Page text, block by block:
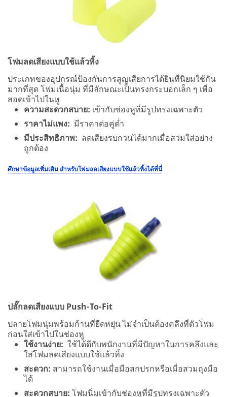
โฟมลดเสียงแบบใช้แล้วทิ้ง
ประเภทของอุปกรณ์ป้องกันการสูญเสียการได้ยินที่นิยมใช้กัน
มากที่สุด โฟมเนื้อนุ่ม ที่มีลักษณะเป็นทรงกระบอกเล็ก ๆ เพื่อ
สอดเข้าไปในหู
ความสะดวกสบาย: เข้ากับช่องหูที่มีรูปทรงเฉพาะตัว
ราคาไม่แพง: มีราคาต่อคู่ต่ำ
มีประสิทธิภาพ: ลดเสียงรบกวนได้มากเมื่อสวมใส่อย่าง
ถูกต้อง
ศึกษาข้อมูลเพิ่มเติม สำหรับโฟมลดเสียงแบบใช้แล้วทิ้งได้ที่นี่
ปลั๊กลดเสียงแบบ Push-To-Fit
ปลายโฟมนุ่มพร้อมก้านที่ยืดหยุ่น ไม่จำเป็นต้องคลึงที่ตัวโฟม
ก่อนใส่เข้าไปในช่องหู
ใช้งานง่าย: ใช้ได้ดีกับพนักงานที่มีปัญหาในการคลึงและ
ใส่โฟมลดเสียงแบบใช้แล้วทิ้ง
สะดวก: สามารถใช้งานเมื่อมือสกปรกหรือเมื่อสวมถุงมือ
ได้
สะดวกสบาย: โฟมนิ่มเข้ากับช่องหูที่มีรูปทรงเฉพาะตัว